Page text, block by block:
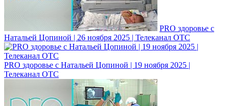
PRO здоровье с
Натальей Цопиной | 26 ноября 2025 | Телеканал ОТС
PRO здоровье с Натальей Цопиной | 19 ноября 2025 |
Телеканал ОТС